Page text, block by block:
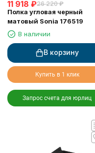
11 918 ₽26 220 ₽
Полка угловая черный
матовый Sonia 176519
В наличии
В корзину
Купить в 1 клик
Запрос счета для юрлиц